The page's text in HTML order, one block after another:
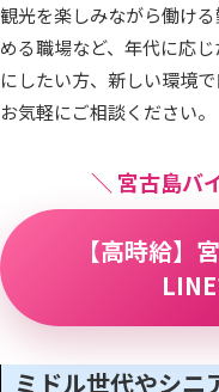
観光を楽しみながら働け
める職場など、年代に応
にしたい方、新しい環境
お気軽にご相談ください。
＼ 宮古島バ
【高時給】
ミドル世代やシニ